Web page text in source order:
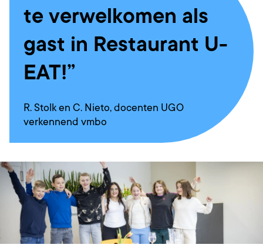
te verwelkomen als
gast in Restaurant U-
EAT!
R. Stolk en C. Nieto, docenten UGO
verkennend vmbo